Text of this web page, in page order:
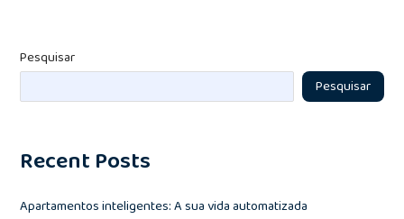
Pesquisar
Pesquisar
Recent Posts
Apartamentos inteligentes: A sua vida automatizada